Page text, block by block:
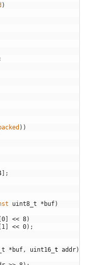
)
) )
;
uint8_t * buf)
0 << 8)
1 << 0) ;
* buf, uint16 t addr)